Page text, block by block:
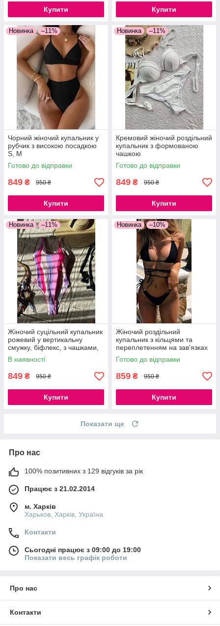
Купити Купити
Новинка –11%
Чорний жіночий купальник у
рубчик з високою посадкою
S, M
Готово до відправки
849 ₴ 950 ₴
Купити
Новинка –11%
Кремовий жіночий роздільний
купальник з формованою
чашкою
Готово до відправки
849 ₴ 950 ₴
Купити
Новинка –11%
Жіночий суцільний купальник
рожевий у вертикальну
смужку, біфлекс, з чашками,
S, M
В наявності
849 ₴ 950 ₴
Купити
Новинка –10%
Жіночий роздільний
купальник з кільцями та
переплетенням на зав’язках
чорний бікіні з поролоновими
вкладками S, M, L
Готово до відправки
859 ₴ 950 ₴
Купити
Показати ще
Про нас
100% позитивних з 129 відгуків за рік
Працює з 21.02.2014
м. Харків
Харьков, Харків, Україна
Контакти
Сьогодні працює з 09:00 до 19:00
Показати весь графік роботи
Про нас
Контакти